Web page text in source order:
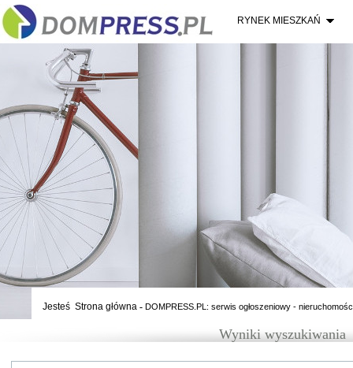
RYNEK MIESZKAŃ
Jesteś Strona główna - DOMPRESS.PL: serwis ogłoszeniowy -
Wyniki wyszukiwania